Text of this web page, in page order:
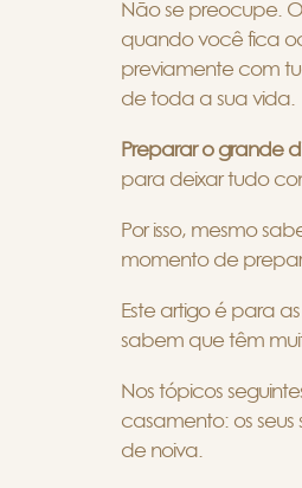
Não se preocupe.
quando você fica
previamente com
de toda a sua vida.
Preparar o grande
para deixar tudo
Por isso, mesmo
momento de
Este artigo é para
sabem que têm
Nos tópicos
casamento: os
de noiva.